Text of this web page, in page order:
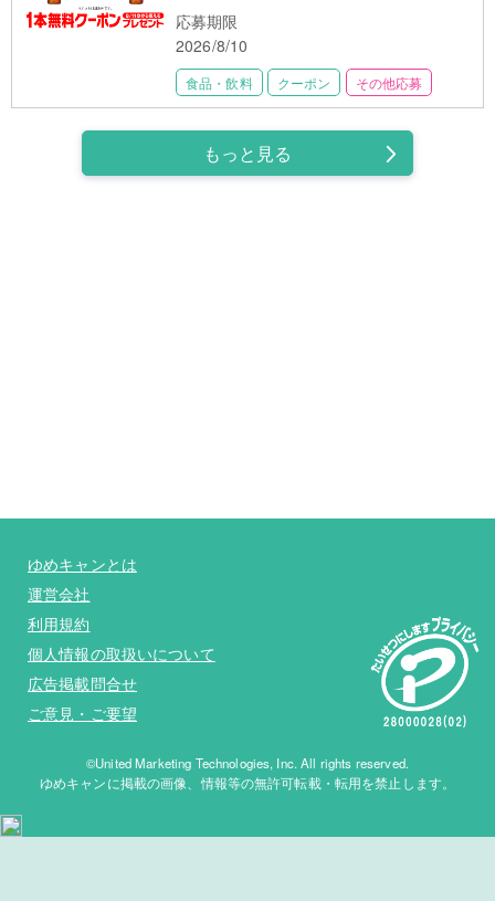
応募期限
2026/8/10
食品・飲料 クーポン その他応募
もっと見る
ゆめキャンとは
運営会社
利用規約
個人情報の取扱いについて
広告掲載問合せ
ご意見・ご要望
©United Marketing Technologies, Inc. All rights reserved.
ゆめキャンに掲載の画像、情報等の無許可転載・転用を禁止します。